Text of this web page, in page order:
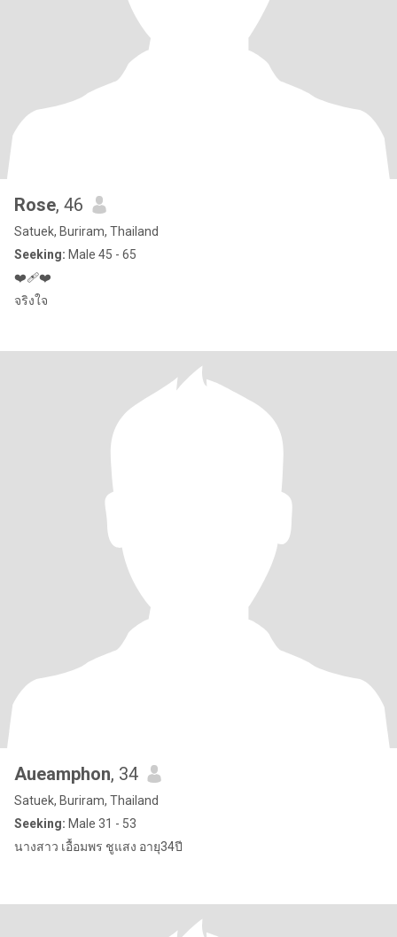
Rose, 46
Satuek, Buriram, Thailand
Seeking: Male 45 - 65
❤️‍🩹❤️
จริงใจ
Aueamphon, 34
Satuek, Buriram, Thailand
Seeking: Male 31 - 53
นางสาว เอื้อมพร ชูแสง อายุ34ปี